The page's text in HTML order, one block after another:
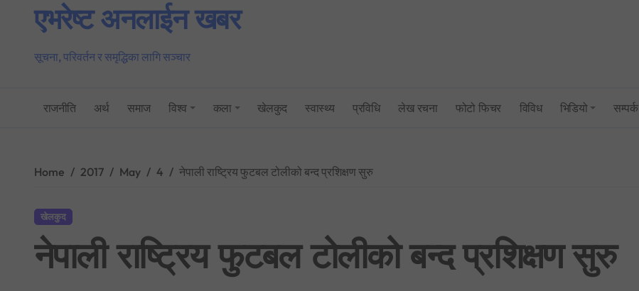
सांसद् अरबिन्द साहविरुद्ध फेसबुकमा आक्रामक पोष्ट गर्ने अन्सारी पक्राउ
प्रधानमन्त्रीको सचिवालयबाटै अर्थ मन्त्रालय ओझेलमा: बालेन र स्वर्णिमको
फिफा विश्वकप २०२६: उपाधिसँगै व्यक्तिगत अवार्डमा पनि स्पेनको दबदबा, मेसीलाई
साउन १ देखि लागू हुने गरी शैक्षिक, उपचार र सेयर कारोबारसहित विभिन्न क्षेत्रमा
एभरेष्ट अनलाईन खबर
सूचना, परिवर्तन र समृद्धिका लागि सञ्चार
राजनीति अर्थ समाज विश्व कला खेलकुद स्वास्थ्य प्रविधि लेख रचना फोटो फिचर विविध भिडियो सम्पर्क
Home 2017 May 4 नेपाली राष्ट्रिय फुटबल टोलीको बन्द प्रशिक्षण सुरु
खेलकुद
नेपाली राष्ट्रिय फुटबल टोलीको बन्द प्रशिक्षण सुरु